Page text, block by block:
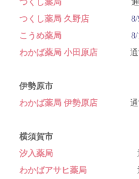
つくし薬局 通常通
つくし薬局 久野店 8/9(土)
こうめ薬局
わかば薬局 小田原店
通常
伊勢原市
わかば薬局 伊勢原店 通常
横須賀市
汐入薬局 通常通
わかばアサヒ薬局 通常